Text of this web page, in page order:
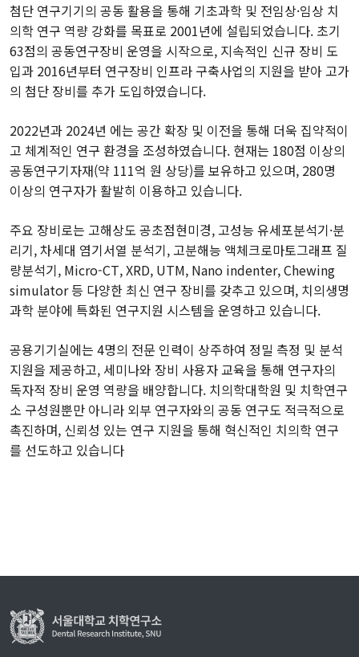
첨단 연구기기의 공동 활용을 통해 기초과학 및 전임상·임상 치
의학 연구 역량 강화를 목표로 2001년에 설립되었습니다. 초기
63점의 공동연구장비 운영을 시작으로, 지속적인 신규 장비 도
입과 2016년부터 연구장비 인프라 구축사업의 지원을 받아 고가
의 첨단 장비를 추가 도입하였습니다.
2022년과 2024년 에는 공간 확장 및 이전을 통해 더욱 집약적이
고 체계적인 연구 환경을 조성하였습니다. 현재는 180점 이상의
공동연구기자재(약 111억 원 상당)를 보유하고 있으며, 280명
이상의 연구자가 활발히 이용하고 있습니다.
주요 장비로는 고해상도 공초점현미경, 고성능 유세포분석기·분
리기, 차세대 염기서열 분석기, 고분해능 액체크로마토그래프 질
량분석기, Micro-CT, XRD, UTM, Nano indenter, Chewing
simulator 등 다양한 최신 연구 장비를 갖추고 있으며, 치의생명
과학 분야에 특화된 연구지원 시스템을 운영하고 있습니다.
공용기기실에는 4명의 전문 인력이 상주하여 정밀 측정 및 분석
지원을 제공하고, 세미나와 장비 사용자 교육을 통해 연구자의
독자적 장비 운영 역량을 배양합니다. 치의학대학원 및 치학연구
소 구성원뿐만 아니라 외부 연구자와의 공동 연구도 적극적으로
촉진하며, 신뢰성 있는 연구 지원을 통해 혁신적인 치의학 연구
를 선도하고 있습니다